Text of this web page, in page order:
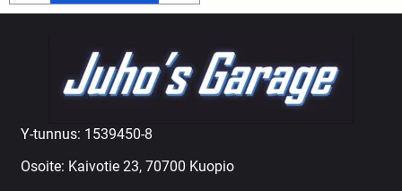
Y-tunnus: 1539450-8
Osoite: Kaivotie 23, 70700 Kuopio